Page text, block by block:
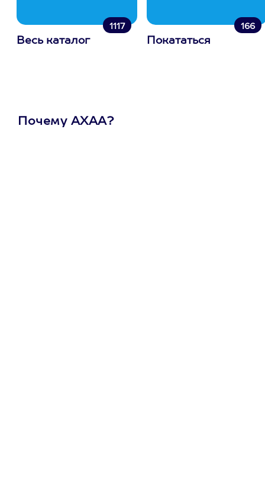
1117
Весь каталог
166
Покататься
Почему АХАА?